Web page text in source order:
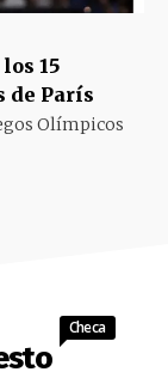
15
de París
Olímpicos
Checa